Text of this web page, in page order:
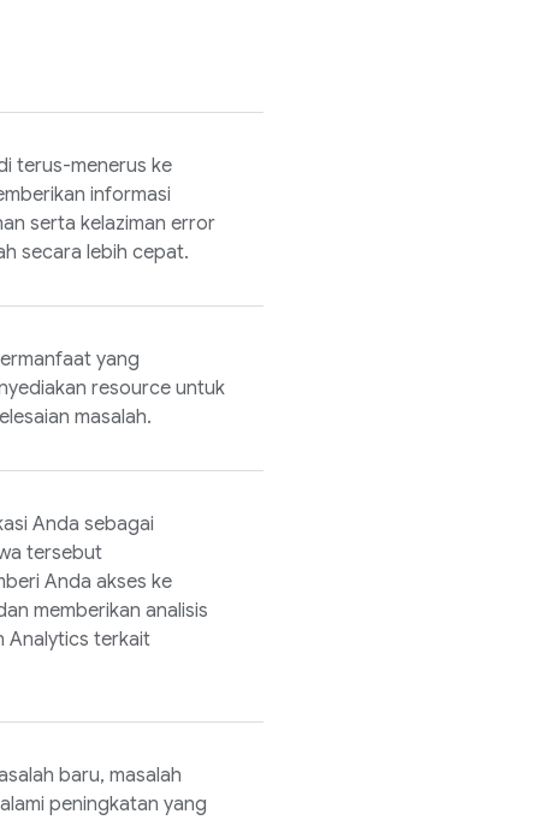
terus-menerus ke
informasi
serta kelaziman error
secara lebih cepat.
yang
resource untuk
masalah.
Anda sebagai
tersebut
Anda akses ke
memberikan analisis
Analytics terkait
baru, masalah
peningkatan yang